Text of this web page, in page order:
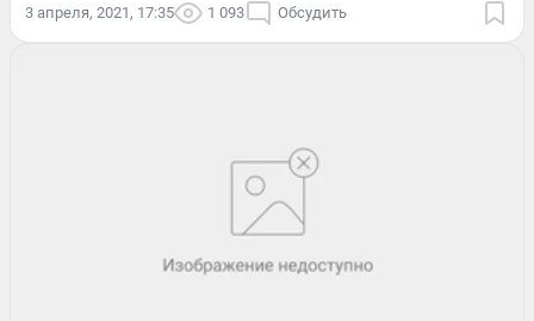
3 апреля, 2021, 17:35 1 093 Обсудить